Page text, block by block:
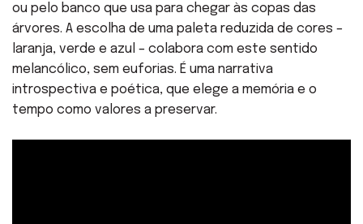
ou pelo banco que usa para chegar às copas das
árvores. A escolha de uma paleta reduzida de cores –
laranja, verde e azul – colabora com este sentido
melancólico, sem euforias. É uma narrativa
introspectiva e poética, que elege a memória e o
tempo como valores a preservar.